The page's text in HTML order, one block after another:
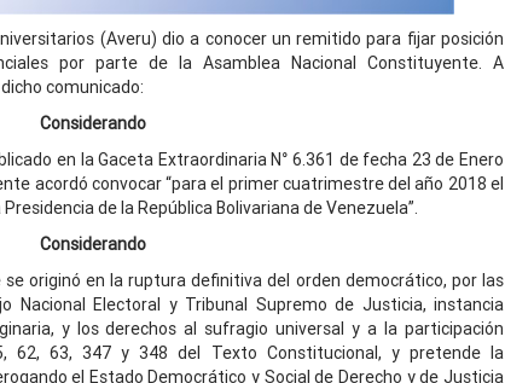
(Averu) dio a conocer un remitido para fijar posición
por parte de la Asamblea Nacional Constituyente. A
comunicado:
Considerando
en la Gaceta Extraordinaria N° 6.361 de fecha 23 de Enero
acordó convocar “para el primer cuatrimestre del año 2018 el
de la República Bolivariana de Venezuela”.
Considerando
originó en la ruptura definitiva del orden democrático, por las
Nacional Electoral y Tribunal Supremo de Justicia, instancia
y los derechos al sufragio universal y a la participación
62, 63, 347 y 348 del Texto Constitucional, y pretende la
el Estado Democrático y Social de Derecho y de Justicia